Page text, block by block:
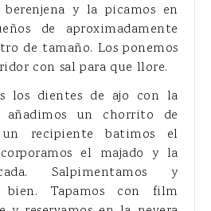
berenjena y la picamos en
de aproximadamente
de tamaño. Los ponemos
con sal para que llore.
los dientes de ajo con la
añadimos un chorrito de
recipiente batimos el
el majado y la
Salpimentamos y
bien. Tapamos con film